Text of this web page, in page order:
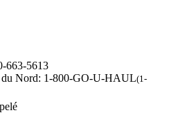
663-5613
du Nord: 1-800-GO-U-HAUL(1-